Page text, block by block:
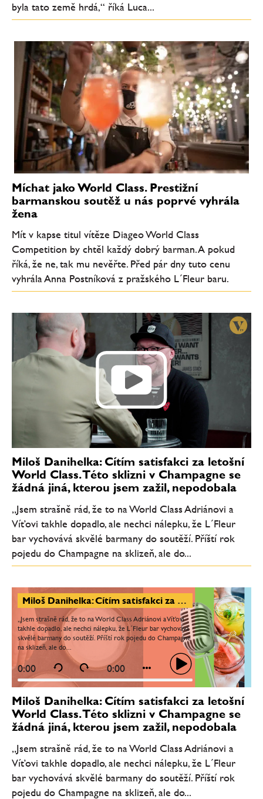
byla tato země hrdá,“ říká Luca...
Míchat jako World Class. Prestižní
barmanskou soutěž u nás poprvé vyhrála
žena
Mít v kapse titul vítěze Diageo World Class
Competition by chtěl každý dobrý barman. A pokud
říká, že ne, tak mu nevěřte. Před pár dny tuto cenu
vyhrála Anna Postníková z pražského L´Fleur baru.
Miloš Danihelka: Cítím satisfakci za letošní
World Class. Této sklizni v Champagne se
žádná jiná, kterou jsem zažil, nepodobala
„Jsem strašně rád, že to na World Class Adriánovi a
Víťovi takhle dopadlo, ale nechci nálepku, že L´Fleur
bar vychovává skvělé barmany do soutěží. Příští rok
pojedu do Champagne na sklizeň, ale do...
Miloš Danihelka: Cítím satisfakci za letošní World Class. Této sklizni v Champagne se žádná jiná, kterou jsem zažil, nepodobala
„Jsem strašně rád, že to na World Class Adriánovi a Víťovi
takhle dopadlo, ale nechci nálepku, že L´Fleur bar vychovává
skvělé barmany do soutěží. Příští rok pojedu do Champagne
na sklizeň, ale do...
0:00 0:00
Miloš Danihelka: Cítím satisfakci za letošní
World Class. Této sklizni v Champagne se
žádná jiná, kterou jsem zažil, nepodobala
„Jsem strašně rád, že to na World Class Adriánovi a
Víťovi takhle dopadlo, ale nechci nálepku, že L´Fleur
bar vychovává skvělé barmany do soutěží. Příští rok
pojedu do Champagne na sklizeň, ale do...